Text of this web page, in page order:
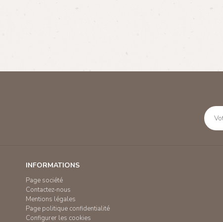
INFORMATIONS
Page société
Contactez-nous
Mentions légales
Page politique confidentialité
Configurer les cookies